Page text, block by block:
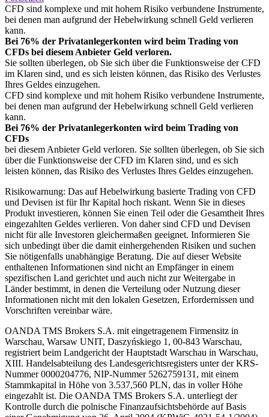
CFD sind komplexe und mit hohem Risiko verbundene Instrumente,
bei denen man aufgrund der Hebelwirkung schnell Geld verlieren
kann.
Bei 76% der Privatanlegerkonten wird beim Trading von
CFDs bei diesem Anbieter Geld verloren.
Sie sollten überlegen, ob Sie sich über die Funktionsweise der CFD
im Klaren sind, und es sich leisten können, das Risiko des Verlustes
Ihres Geldes einzugehen.
CFD sind komplexe und mit hohem Risiko verbundene Instrumente,
bei denen man aufgrund der Hebelwirkung schnell Geld verlieren
kann.
Bei 76% der Privatanlegerkonten wird beim Trading von
CFDs
bei diesem Anbieter Geld verloren. Sie sollten überlegen, ob Sie sich
über die Funktionsweise der CFD im Klaren sind, und es sich
leisten können, das Risiko des Verlustes Ihres Geldes einzugehen.
Risikowarnung: Das auf Hebelwirkung basierte Trading von CFD
und Devisen ist für Ihr Kapital hoch riskant. Wenn Sie in dieses
Produkt investieren, können Sie einen Teil oder die Gesamtheit Ihres
eingezahlten Geldes verlieren. Von daher sind CFD und Devisen
nicht für alle Investoren gleichermaßen geeignet. Informieren Sie
sich unbedingt über die damit einhergehenden Risiken und suchen
Sie nötigenfalls unabhängige Beratung. Die auf dieser Website
enthaltenen Informationen sind nicht an Empfänger in einem
spezifischen Land gerichtet und auch nicht zur Weitergabe in
Länder bestimmt, in denen die Verteilung oder Nutzung dieser
Informationen nicht mit den lokalen Gesetzen, Erfordernissen und
Vorschriften vereinbar wäre.
OANDA TMS Brokers S.A. mit eingetragenem Firmensitz in
Warschau, Warsaw UNIT, Daszyńskiego 1, 00-843 Warschau,
registriert beim Landgericht der Hauptstadt Warschau in Warschau,
XIII. Handelsabteilung des Landesgerichtsregisters unter der KRS-
Nummer 0000204776, NIP-Nummer 5262759131, mit einem
Stammkapital in Höhe von 3.537,560 PLN, das in voller Höhe
eingezahlt ist. Die OANDA TMS Brokers S.A. unterliegt der
Kontrolle durch die polnische Finanzaufsichtsbehörde auf Basis